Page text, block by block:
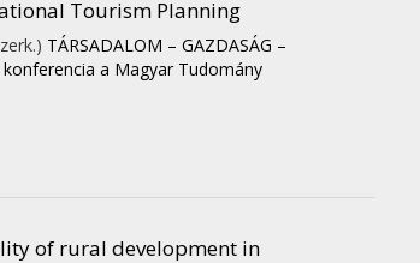
Tourism Planning
TÁRSADALOM – GAZDASÁG –
konferencia a Magyar Tudomány
of rural development in